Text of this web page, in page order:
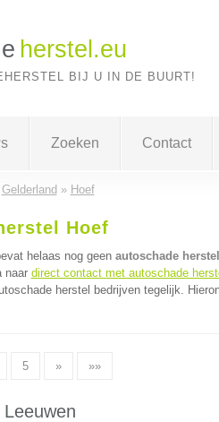
herstel.eu
BIJ U IN DE BUURT!
Zoeken Contact
Gelderland » Hoef
Hoef
helaas nog geen autoschade
naar direct contact met autoschade
herstel bedrijven tegelijk.
5 » »»